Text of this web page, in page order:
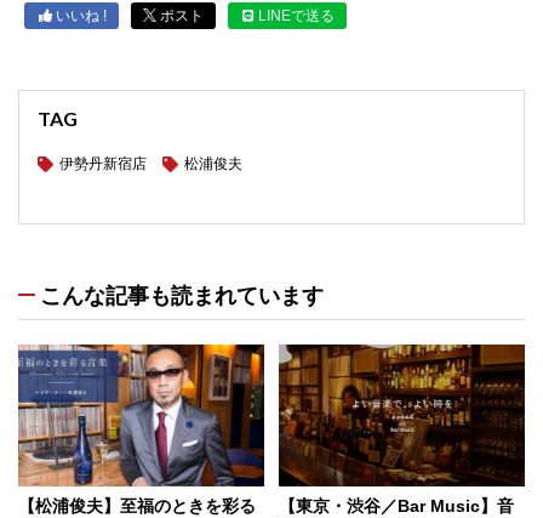
いいね ! ポスト LINEで送る
TAG
伊勢丹新宿店 松浦俊夫
こんな記事も読まれています
【松浦俊夫】至福のときを彩る
【東京・渋谷／Bar Music】音